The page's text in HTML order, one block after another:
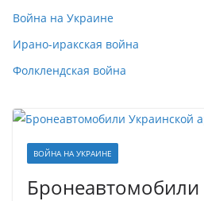
Война на Украине
Ирано-иракская война
Фолклендская война
ВОЙНА НА УКРАИНЕ
Бронеавтомобили